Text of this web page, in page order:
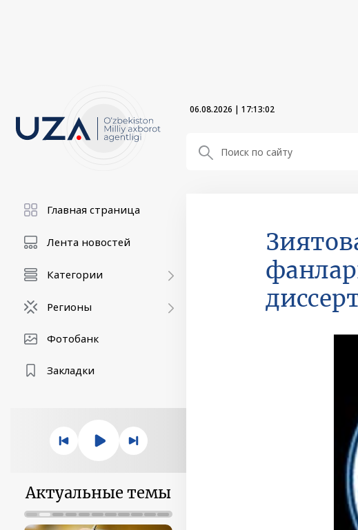
06.08.2026 | 17:13:03
Главная страница
Лента новостей
Категории
Регионы
Фотобанк
Закладки
Актуальные темы